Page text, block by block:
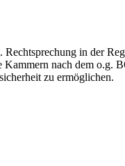
in der
Kammern nach dem
zu ermöglichen.